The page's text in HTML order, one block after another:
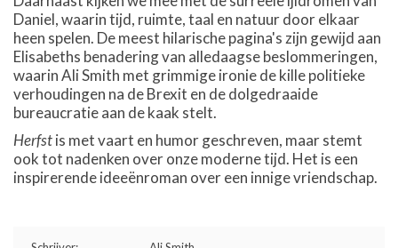
Daniel, waarin tijd, ruimte, taal en natuur door elkaar
heen spelen. De meest hilarische pagina's zijn gewijd aan
Elisabeths benadering van alledaagse beslommeringen,
waarin Ali Smith met grimmige ironie de kille politieke
verhoudingen na de Brexit en de dolgedraaide
bureaucratie aan de kaak stelt.
Herfstis met vaart en humor geschreven, maar stemt
ook tot nadenken over onze moderne tijd. Het is een
inspirerende ideeënroman over een innige vriendschap.